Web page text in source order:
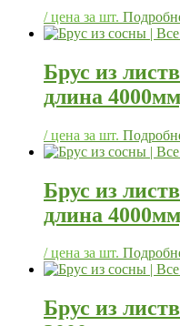
/ цена за шт.
Брус из
длина
/ цена за шт.
Брус из
длина
/ цена за шт.
Брус из